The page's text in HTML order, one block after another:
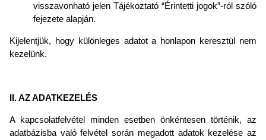
visszavonható jelen Tájékoztató “Érintetti jogok”-ról szóló
fejezete alapján.
Kijelentjük, hogy különleges adatot a honlapon keresztül nem
kezelünk.
II. AZ ADATKEZELÉS
A kapcsolatfelvétel minden esetben önkéntesen történik, az
adatbázisba való felvétel során megadott adatok kezelése az